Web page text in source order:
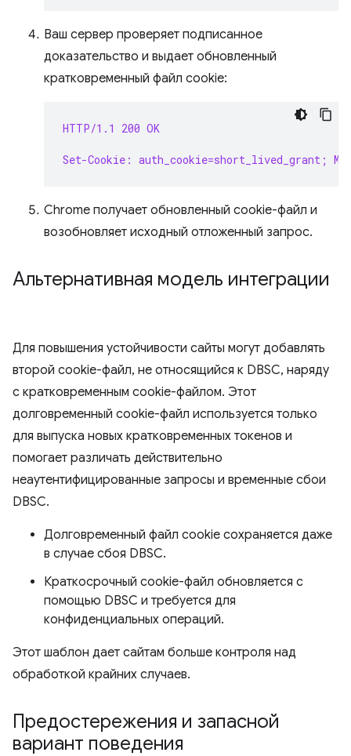
Ваш сервер проверяет подписанное
доказательство и выдает обновленный
кратковременный файл cookie:
HTTP/1.1 200 OK
Set-Cookie: auth_cookie=short_lived_grant;
Chrome получает обновленный cookie-файл и
возобновляет исходный отложенный запрос.
Альтернативная модель интеграции
Для повышения устойчивости сайты могут добавлять
второй cookie-файл, не относящийся к DBSC, наряду
с кратковременным cookie-файлом. Этот
долговременный cookie-файл используется только
для выпуска новых кратковременных токенов и
помогает различать действительно
неаутентифицированные запросы и временные сбои
DBSC.
Долговременный файл cookie сохраняется даже
в случае сбоя DBSC.
Краткосрочный cookie-файл обновляется с
помощью DBSC и требуется для
конфиденциальных операций.
Этот шаблон дает сайтам больше контроля над
обработкой крайних случаев.
Предостережения и запасной
вариант поведения